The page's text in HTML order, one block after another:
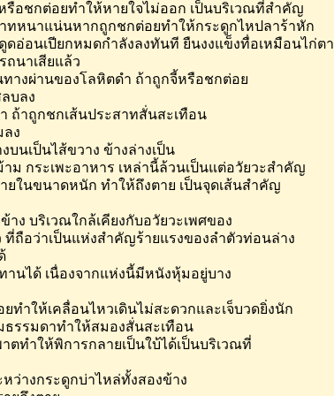
รือชกต่อยทำให้หายใจไม่ออก เป็นบริเวณที่สำคัญ
ทหนาแน่นหากถูกชกต่อยทำให้กระดูกไหปลาร้าหัก
อ่อนเปียกหมดกำลังลงทันที ยืนงงแข็งทื่อเหมือนไก่ตา
ถนาเสียแล้ว
างผ่านของโลหิตดำ ถ้าถูกจี้หรือชกต่อย
บลง
ถ้าถูกชกเส้นประสาทสั่นสะเทือน
ง
บนเป็นไส้ขวาง ข้างล่างเป็น
ม กระเพะอาหาร เหล่านี้ล้วนเป็นแต่อวัยวะสำคัญ
ในขนาดหนัก ทำให้ถึงตาย เป็นจุดเส้นสำคัญ
ง บริเวณใกล้เคียงกับอวัยวะเพศของ
ถือว่าเป็นแห่งสำคัญร้ายแรงของลำตัวท่อนล่าง
านได้ เนื่องจากแห่งนี้มีหนังหุ้มอยู่บาง
ทำให้เคลื่อนไหวเดินไม่สะดวกและเจ็บวดยิ่งนัก
รรมดาทำให้สมองสั่นสะเทือน
ตทำให้พิการกลายเป็นใบ้ได้เป็นบริเวณที่
ว่างกระดูกบ่าไหล่ทั้งสองข้าง